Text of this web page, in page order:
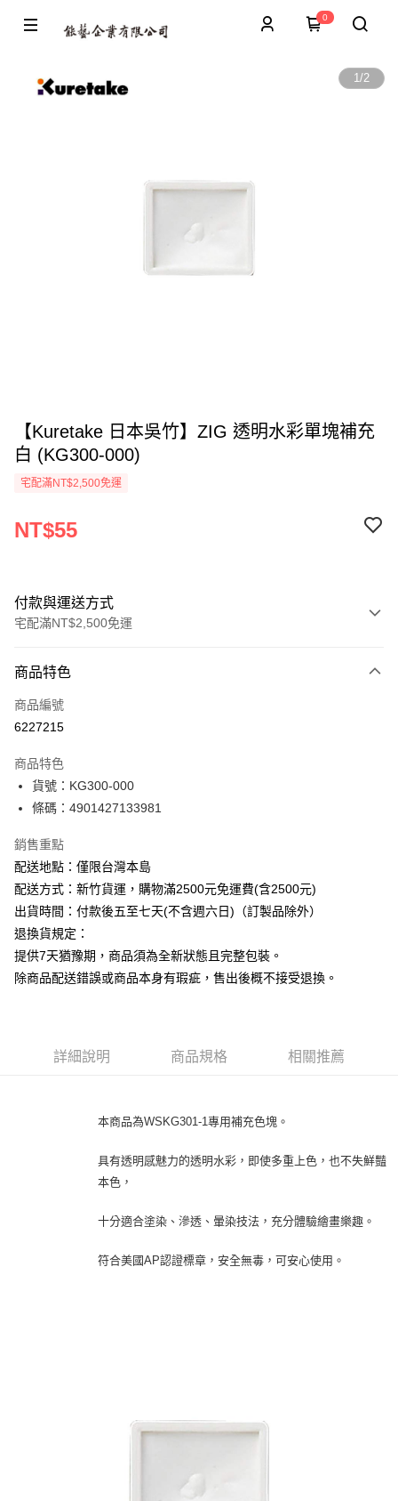
0
1/2
【Kuretake 日本吳竹】ZIG 透明水彩單塊補充
白 (KG300-000)
宅配滿NT$2,500免運
NT$55
付款與運送方式
宅配滿NT$2,500免運
信用卡一次付款
Apple Pay
悠遊付
ATM付款
運送方式
下單前請先詢問庫存
每筆NT$130，滿NT$2,500(含以上)免運費
商品特色
商品編號
6227215
商品特色
貨號：KG300-000
條碼：4901427133981
銷售重點
配送地點：僅限台灣本島
配送方式：新竹貨運，購物滿2500元免運費(含2500元)
出貨時間：付款後五至七天(不含週六日)（訂製品除外）
退換貨規定：
提供7天猶豫期，商品須為全新狀態且完整包裝。
除商品配送錯誤或商品本身有瑕疵，售出後概不接受退換。
詳細說明 商品規格 相關推薦
本商品為WSKG301-1專用補充色塊。
具有透明感魅力的透明水彩，即使多重上色，也不失鮮豔
本色，
十分適合塗染、滲透、暈染技法，充分體驗繪畫樂趣。
符合美國AP認證標章，安全無毒，可安心使用。